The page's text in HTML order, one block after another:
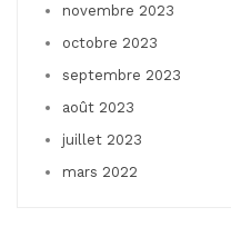
novembre 2023
octobre 2023
septembre 2023
août 2023
juillet 2023
mars 2022